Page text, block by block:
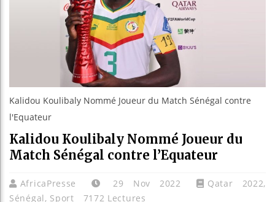
Kalidou Koulibaly Nommé Joueur du Match Sénégal contre
l'Equateur
Kalidou Koulibaly Nommé Joueur du
Match Sénégal contre l’Equateur
AfricaPresse 29 Nov 2022 Qatar 2022,
Sénégal, Sport 7172 Lectures